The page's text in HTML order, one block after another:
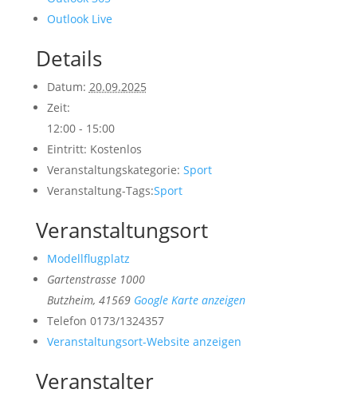
Outlook Live
Details
Datum: 20.09.2025
Zeit:
12:00 - 15:00
Eintritt: Kostenlos
Veranstaltungskategorie: Sport
Veranstaltung-Tags:Sport
Veranstaltungsort
Modellflugplatz
Gartenstrasse 1000
Butzheim, 41569 Google Karte anzeigen
Telefon 0173/1324357
Veranstaltungsort-Website anzeigen
Veranstalter